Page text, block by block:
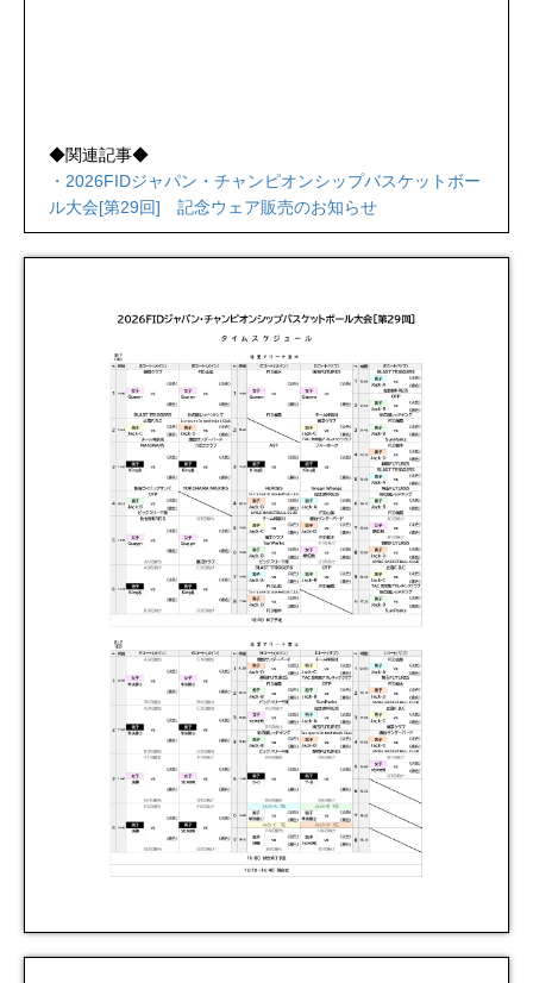
◆関連記事◆
・2026FIDジャパン・チャンピオンシップバスケットボー
ル大会[第29回] 記念ウェア販売のお知らせ